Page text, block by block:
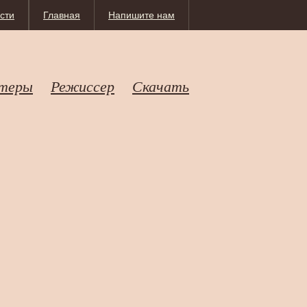
Напишите нам
Главная
Режиссер Скачать